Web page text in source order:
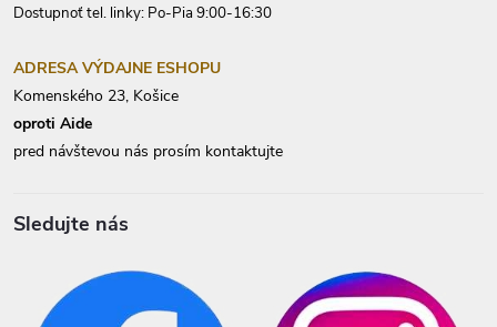
Dostupnoť tel. linky: Po-Pia 9:00-16:30
ADRESA VÝDAJNE ESHOPU
Komenského 23, Košice
oproti Aide
pred návštevou nás prosím kontaktujte
Sledujte nás